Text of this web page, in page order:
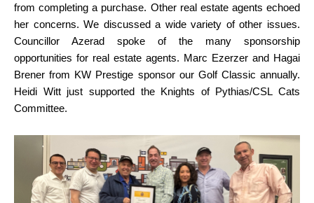
from completing a purchase. Other real estate agents echoed
her concerns. We discussed a wide variety of other issues.
Councillor Azerad spoke of the many sponsorship
opportunities for real estate agents. Marc Ezerzer and Hagai
Brener from KW Prestige sponsor our Golf Classic annually.
Heidi Witt just supported the Knights of Pythias/CSL Cats
Committee.